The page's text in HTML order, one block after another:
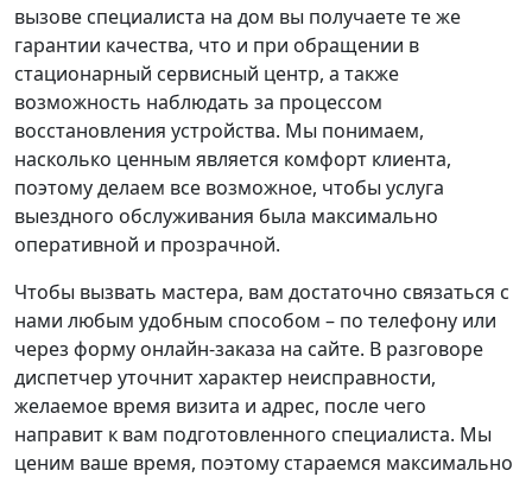
вызове специалиста на дом вы получаете те же
гарантии качества, что и при обращении в
стационарный сервисный центр, а также
возможность наблюдать за процессом
восстановления устройства. Мы понимаем,
насколько ценным является комфорт клиента,
поэтому делаем все возможное, чтобы услуга
выездного обслуживания была максимально
оперативной и прозрачной.
Чтобы вызвать мастера, вам достаточно связаться с
нами любым удобным способом – по телефону или
через форму онлайн-заказа на сайте. В разговоре
диспетчер уточнит характер неисправности,
желаемое время визита и адрес, после чего
направит к вам подготовленного специалиста. Мы
ценим ваше время, поэтому стараемся максимально